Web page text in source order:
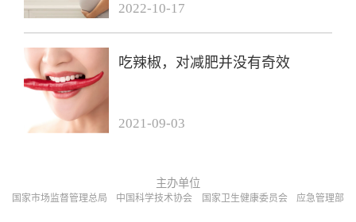
2022-10-17
吃辣椒，对减肥并没有奇效
2021-09-03
主办单位
国家市场监督管理总局 中国科学技术协会 国家卫生健康委员会 应急管理部